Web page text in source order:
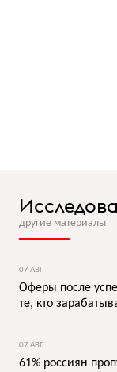
другие материалы
07 АВГ
Оферы после
те, кто
07 АВГ
61% россиян